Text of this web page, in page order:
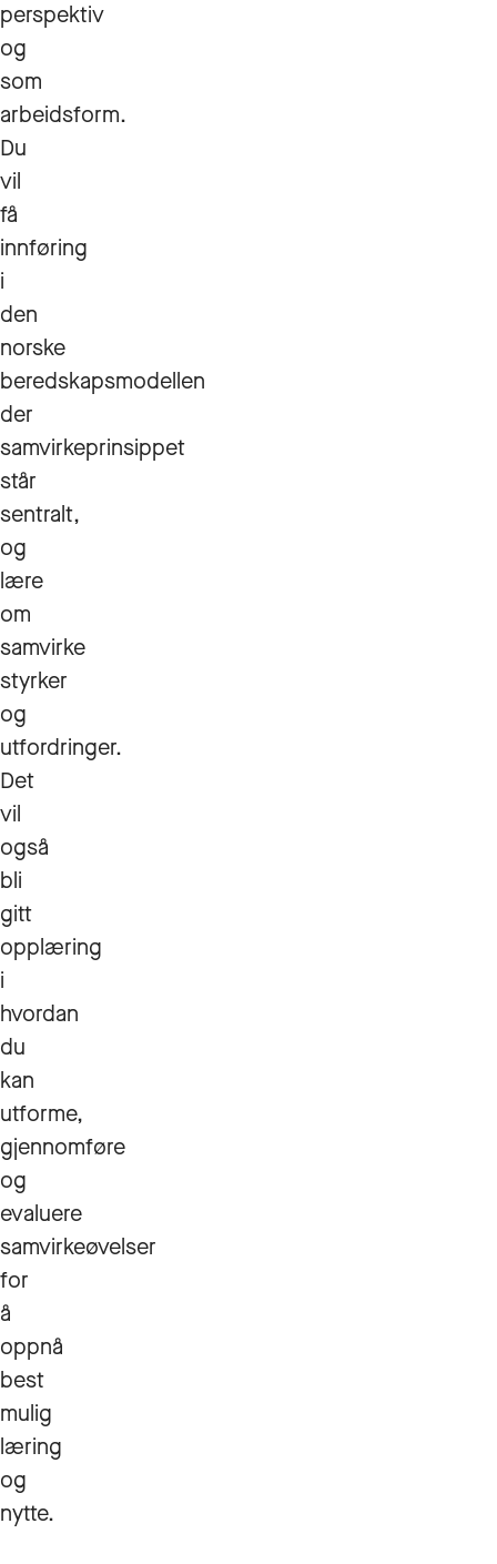
perspektiv
og
som
arbeidsform.
Du
vil
få
innføring
i
den
norske
beredskapsmodellen
der
samvirkeprinsippet
står
sentralt,
og
lære
om
samvirke
styrker
og
utfordringer.
Det
vil
også
bli
gitt
opplæring
i
hvordan
du
kan
utforme,
gjennomføre
og
evaluere
samvirkeøvelser
for
å
oppnå
best
mulig
læring
og
nytte.